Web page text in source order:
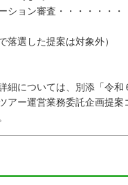
ション審査・・・・・・
した提案は対象外）
細については、別添「令和
アー運営業務委託企画提案